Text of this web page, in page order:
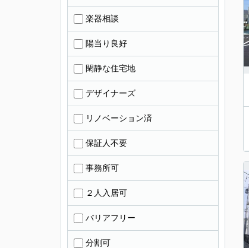
楽器相談
陽当り良好
閑静な住宅地
デザイナーズ
リノベーション済
保証人不要
事務所可
２人入居可
バリアフリー
分割可